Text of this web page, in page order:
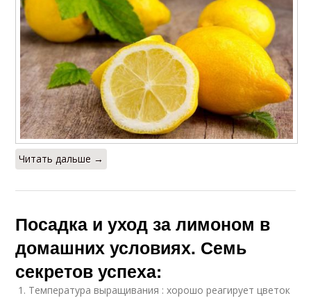
Читать дальше →
Посадка и уход за лимоном в
домашних условиях. Семь
секретов успеха:
1. Температура выращивания : хорошо реагирует цветок